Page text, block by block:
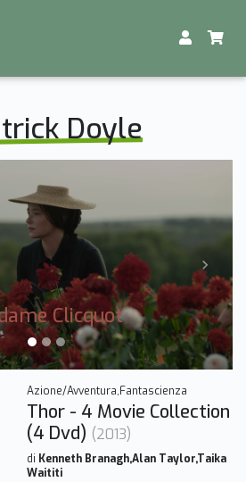
Doyle
Clicquot
Next
Azione/Avventura,Fantascienza
Thor - 4 Movie Collection
(4 Dvd) (2013)
di Kenneth Branagh,Alan Taylor,Taika
Waititi